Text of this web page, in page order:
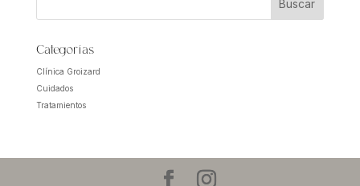
Categorías
Clínica Groizard
Cuidados
Tratamientos